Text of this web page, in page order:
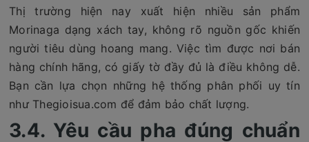
Thị trường hiện nay xuất hiện nhiều sản phẩm
Morinaga dạng xách tay, không rõ nguồn gốc khiến
người tiêu dùng hoang mang. Việc tìm được nơi bán
hàng chính hãng, có giấy tờ đầy đủ là điều không dễ.
Bạn cần lựa chọn những hệ thống phân phối uy tín
như Thegioisua.com để đảm bảo chất lượng.
3.4. Yêu cầu pha đúng chuẩn